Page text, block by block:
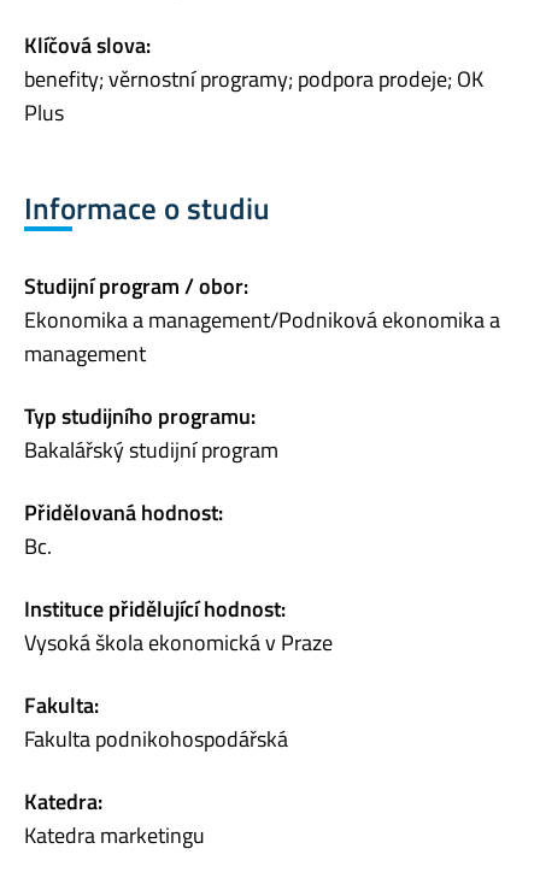
Klíčová slova:
benefity; věrnostní programy; podpora prodeje; OK
Plus
Informace o studiu
Studijní program / obor:
Ekonomika a management/Podniková ekonomika a
management
Typ studijního programu:
Bakalářský studijní program
Přidělovaná hodnost:
Bc.
Instituce přidělující hodnost:
Vysoká škola ekonomická v Praze
Fakulta:
Fakulta podnikohospodářská
Katedra:
Katedra marketingu